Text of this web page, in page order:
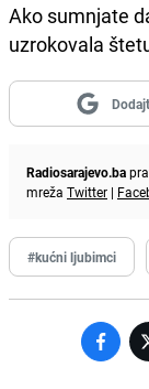
Ako sumnjate
uzrokovala
Radiosarajevo.ba
mreža Twitter |
#kućni ljubimci